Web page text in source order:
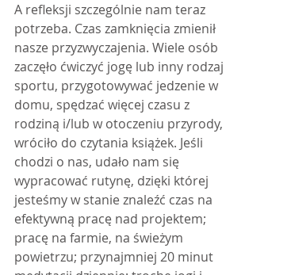
A refleksji szczególnie nam teraz
potrzeba. Czas zamknięcia zmienił
nasze przyzwyczajenia. Wiele osób
zaczęło ćwiczyć jogę lub inny rodzaj
sportu, przygotowywać jedzenie w
domu, spędzać więcej czasu z
rodziną i/lub w otoczeniu przyrody,
wróciło do czytania książek. Jeśli
chodzi o nas, udało nam się
wypracować rutynę, dzięki której
jesteśmy w stanie znaleźć czas na
efektywną pracę nad projektem;
pracę na farmie, na świeżym
powietrzu; przynajmniej 20 minut